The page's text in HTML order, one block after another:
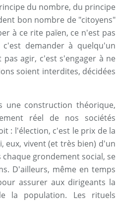
du nombre, du principe
bon nombre de "citoyens"
à ce rite païen, ce n'est pas
demander à quelqu'un
agir, c'est s'engager à ne
soient interdites, décidées
une construction théorique,
réel de nos sociétés
: l'élection, c'est le prix de la
eux, vivent (et très bien) d'un
grondement social, se
D'ailleurs, même en temps
assurer aux dirigeants la
la population. Les rituels